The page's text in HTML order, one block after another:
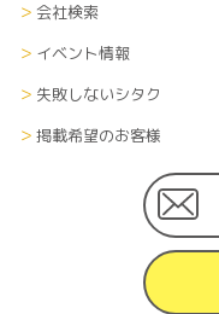
会社検索
イベント情報
失敗しないシタク
掲載希望のお客様